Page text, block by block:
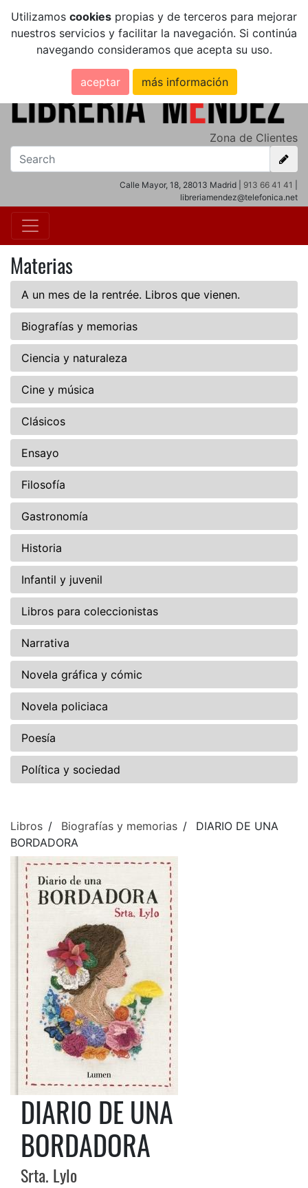
Utilizamos cookies propias y de terceros para mejorar
nuestros servicios y facilitar la navegación. Si continúa
navegando consideramos que acepta su uso.
aceptar más información
Zona de Clientes
Calle Mayor, 18, 28013 Madrid | 913 66 41 41
libreriamendez@telefonica.net
Materias
A un mes de la rentrée. Libros que vienen.
Biografías y memorias
Ciencia y naturaleza
Cine y música
Clásicos
Ensayo
Filosofía
Gastronomía
Historia
Infantil y juvenil
Libros para coleccionistas
Narrativa
Novela gráfica y cómic
Novela policiaca
Poesía
Política y sociedad
Libros Biografías y memorias
DIARIO DE UNA
BORDADORA
DIARIO DE UNA
BORDADORA
Srta. Lylo